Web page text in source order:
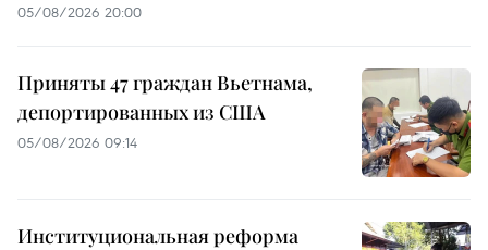
05/08/2026 20:00
Приняты 47 граждан Вьетнама,
депортированных из США
05/08/2026 09:14
Институциональная реформа